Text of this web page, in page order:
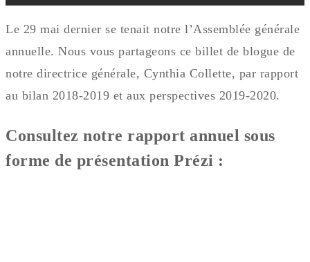
Le 29 mai dernier se tenait notre l’Assemblée générale
annuelle. Nous vous partageons ce billet de blogue de
notre directrice générale, Cynthia Collette, par rapport
au bilan 2018-2019 et aux perspectives 2019-2020.
Consultez notre rapport annuel sous
forme de présentation Prézi :